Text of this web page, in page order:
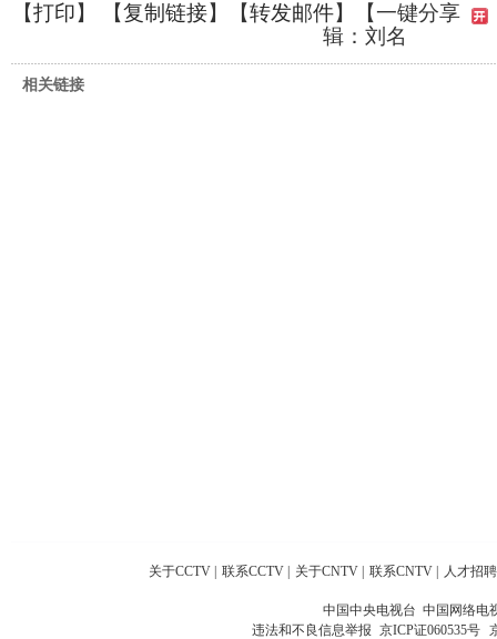
【打印】 【复制链接】【转发邮件】
【一键分享
辑：刘名
相关链接
关于CCTV | 联系CCTV | 关于CNTV | 联系CNTV | 人才招聘
中国中央电视台 中国网络电
违法和不良信息举报 京ICP证060535号